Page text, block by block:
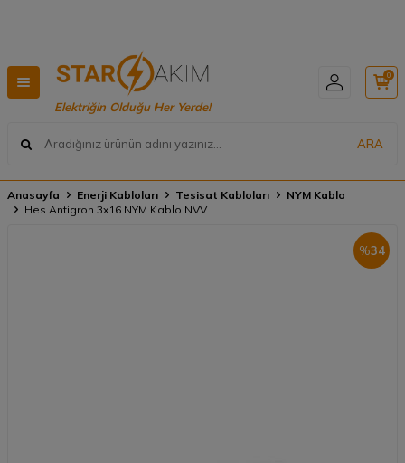
Elektriğin Olduğu Her Yerde!
ARA
0
Anasayfa Enerji Kabloları Tesisat Kabloları
NYM Kablo
Hes Antigron 3x16 NYM Kablo NVV
%34